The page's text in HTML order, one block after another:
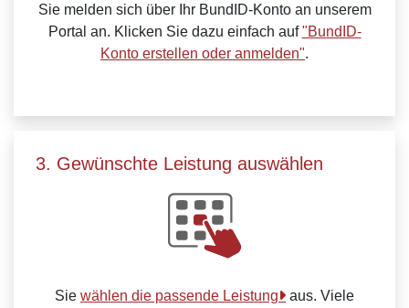
Sie melden sich über Ihr BundID-Konto an unserem
Portal an. Klicken Sie dazu einfach auf"BundID-
Konto erstellen oder anmelden".
3. Gewünschte Leistung auswählen
Sie wählen die passende Leistung
aus. Viele